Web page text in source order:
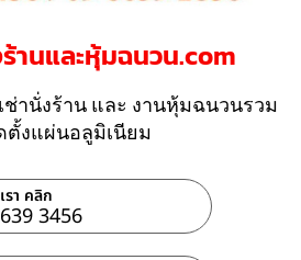
นและหุ้มฉนวน.com
านั่งร้าน และ งานหุ้มฉนวนรวม
ตั้งแผ่นอลูมิเนียม
า คลิก
3456